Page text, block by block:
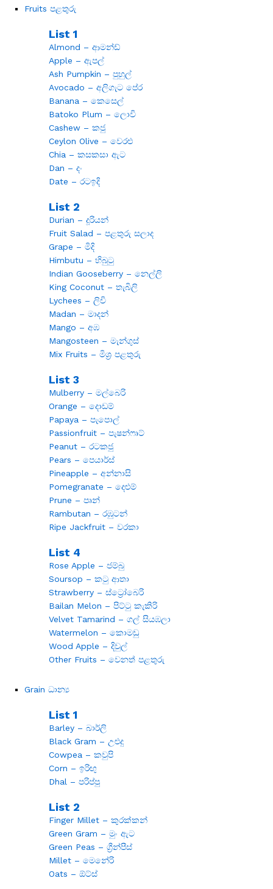
Fruits පළතුරු
List 1
Almond – ආමන්ඩ්
Apple – ඇපල්
Ash Pumpkin – පුහුල්
Avocado – අලිගැට පේර
Banana – කෙසෙල්
Batoko Plum – ලොවි
Cashew – කජු
Ceylon Olive – වෙරළු
Chia – කසකසා ඇට
Dan – දං
Date – රටඉදි
List 2
Durian – දූරියන්
Fruit Salad – පළතුරු සලාද
Grape – මිදි
Himbutu – හිබුටු
Indian Gooseberry – නෙල්ලි
King Coconut – තැබිලි
Lychees – ලිචි
Madan – මාදන්
Mango – අඹ
Mangosteen – මැන්ගුස්
Mix Fruits – මිශ්‍ර පළතුරු
List 3
Mulberry – මල්බෙරි
Orange – දොඩම්
Papaya – පැපොල්
Passionfruit – පැෂන්ෆෘට්
Peanut – රටකජු
Pears – පෙයාර්ස්
Pineapple – අන්නාසි
Pomegranate – දෙළුම්
Prune – පෘන්
Rambutan – රඹුටන්
Ripe Jackfruit – වරකා
List 4
Rose Apple – ජම්බු
Soursop – කටු ආතා
Strawberry – ස්ට්‍රෝබෙරි
Bailan Melon – පිට්ටු කැකිරි
Velvet Tamarind – ගල් සියඹලා
Watermelon – කොමඩු
Wood Apple – දිවුල්
Other Fruits – වෙනත් පළතුරු
Grain ධාන්‍ය
List 1
Barley – බාර්ලි
Black Gram – උළුදු
Cowpea – කවුපි
Corn – ඉරිඟු
Dhal – පරිප්පු
List 2
Finger Millet – කුරක්කන්
Green Gram – මුං ඇට
Green Peas – ග්‍රීන්පීස්
Millet – මෙනේරි
Oats – ඕට්ස්